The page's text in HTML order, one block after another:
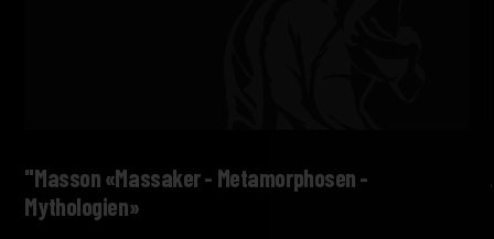
"Masson «Massaker - Metamorphosen -
Mythologien»